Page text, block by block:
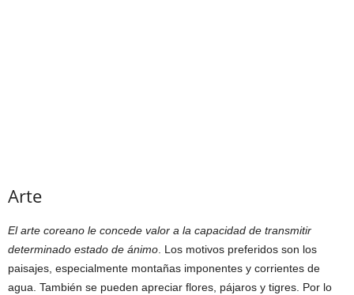
Arte
El arte coreano le concede valor a la capacidad de transmitir
determinado estado de ánimo . Los motivos preferidos son los
paisajes, especialmente montañas imponentes y corrientes de
agua. También se pueden apreciar flores, pájaros y tigres. Por lo